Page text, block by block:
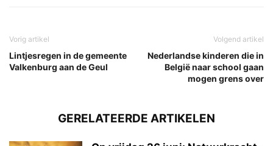
Vorig artikel
Lintjesregen in de gemeente
Valkenburg aan de Geul
Volgend artikel
Nederlandse kinderen die in
België naar school gaan
mogen grens over
GERELATEERDE ARTIKELEN